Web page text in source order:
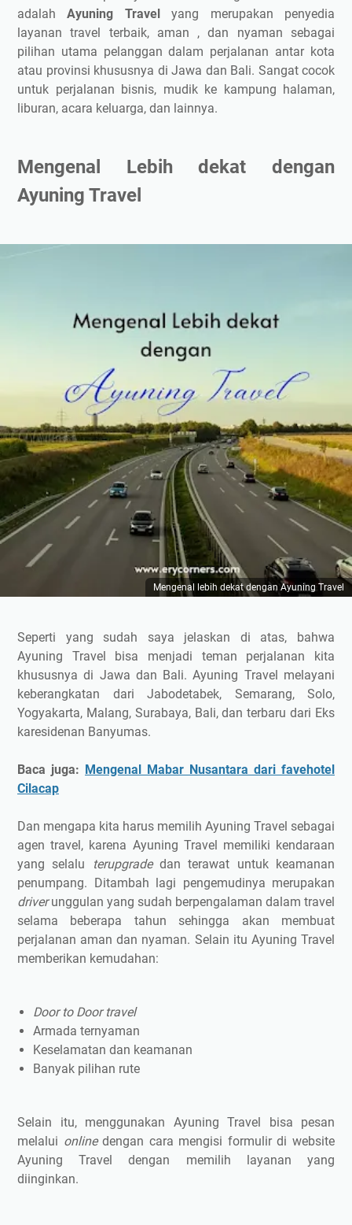
adalahAyuning Travelyang merupakan penyedia
layanan travel terbaik, aman , dan nyaman sebagai
pilihan utama pelanggan dalam perjalanan antar kota
atau provinsi khususnya di Jawa dan Bali. Sangat cocok
untuk perjalanan bisnis, mudik ke kampung halaman,
liburan, acara keluarga, dan lainnya.
Mengenal Lebih dekat dengan
Ayuning Travel
Mengenal lebih dekat dengan Ayuning Travel
Seperti yang sudah saya jelaskan di atas, bahwa
Ayuning Travel bisa menjadi teman perjalanan kita
khususnya di Jawa dan Bali. Ayuning Travel melayani
keberangkatan dari Jabodetabek, Semarang, Solo,
Yogyakarta, Malang, Surabaya, Bali, dan terbaru dari Eks
karesidenan Banyumas.
Baca juga: Mengenal Mabar Nusantara dari favehotel
Cilacap
Dan mengapa kita harus memilih Ayuning Travel sebagai
agen travel, karena Ayuning Travel memiliki kendaraan
yang selalu
terupgradedan terawat untuk keamanan
penumpang. Ditambah lagi pengemudinya merupakan
driverunggulan yang sudah berpengalaman dalam travel
selama beberapa tahun sehingga akan membuat
perjalanan aman dan nyaman. Selain itu Ayuning Travel
memberikan kemudahan:
Door to Door travel
Armada ternyaman
Keselamatan dan keamanan
Banyak pilihan rute
Selain itu, menggunakan Ayuning Travel bisa pesan
melalui onlinedengan cara mengisi formulir di website
Ayuning Travel dengan memilih layanan yang
diinginkan.